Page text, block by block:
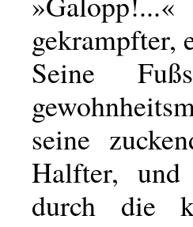
gekrampfter,
Seine
seine
Halfter, und
durch die